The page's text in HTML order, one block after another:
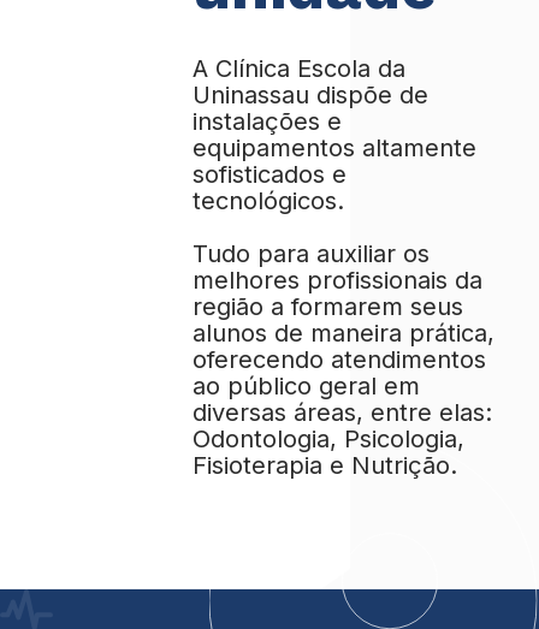
A Clínica Escola da
Uninassau dispõe de
instalações e
equipamentos altamente
sofisticados e
tecnológicos.
Tudo para auxiliar os
melhores profissionais da
região a formarem seus
alunos de maneira prática,
oferecendo atendimentos
ao público geral em
diversas áreas, entre elas:
Odontologia, Psicologia,
Fisioterapia e Nutrição.